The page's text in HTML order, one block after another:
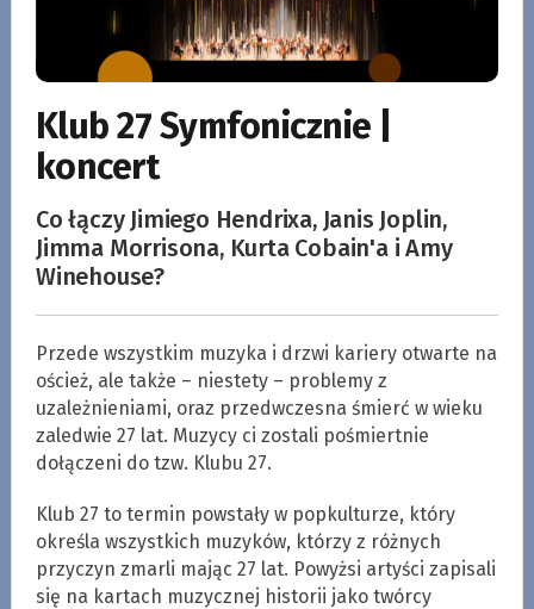
Klub 27 Symfonicznie |
koncert
Co łączy Jimiego Hendrixa, Janis Joplin,
Jimma Morrisona, Kurta Cobain'a i Amy
Winehouse?
Przede wszystkim muzyka i drzwi kariery otwarte na
oścież, ale także – niestety – problemy z
uzależnieniami, oraz przedwczesna śmierć w wieku
zaledwie 27 lat. Muzycy ci zostali pośmiertnie
dołączeni do tzw. Klubu 27.
Klub 27 to termin powstały w popkulturze, który
określa wszystkich muzyków, którzy z różnych
przyczyn zmarli mając 27 lat. Powyżsi artyści zapisali
się na kartach muzycznej historii jako twórcy